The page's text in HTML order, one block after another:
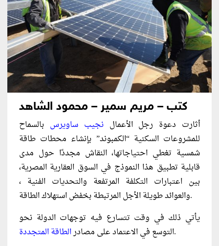
كتب – مريم سمير – محمود الشاهد
أثارت دعوة رجل الأعمالنجيب ساويرس بالسماح
للمشروعات السكنية “الكمبوند” بإنشاء محطات طاقة
شمسية تغطي احتياجاتها، النقاش مجددًا حول مدى
قابلية تطبيق هذا النموذج في السوق العقارية المصرية،
بين اعتبارات التكلفة المرتفعة والتحديات الفنية ،
والعوائد طويلة الأجل المرتبطة بخفض استهلاك الطاقة.
يأتي ذلك في وقت تتسارع فيه توجهات الدولة نحو
التوسع في الاعتماد على مصادرالطاقة المتجددة
.